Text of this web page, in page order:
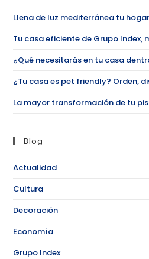
Llena de luz mediterránea tu hogar
Tu casa eficiente de Grupo Index,
¿Qué necesitarás en tu casa
¿Tu casa es pet friendly? Orden,
La mayor transformación de tu
Blog
Actualidad
Cultura
Decoración
Economía
Grupo Index